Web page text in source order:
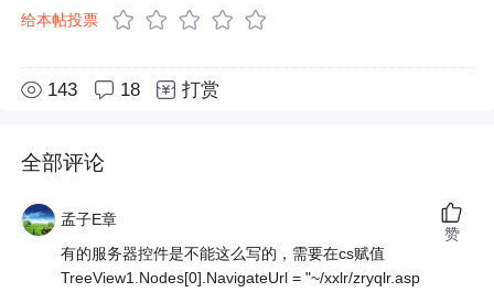
给本帖投票
143 18 打赏
全部评论
孟子E章
有的服务器控件是不能这么写的，需要在cs赋值
TreeView1.Nodes[0].NavigateUrl = "~/xxlr/zryqlr.asp
赞